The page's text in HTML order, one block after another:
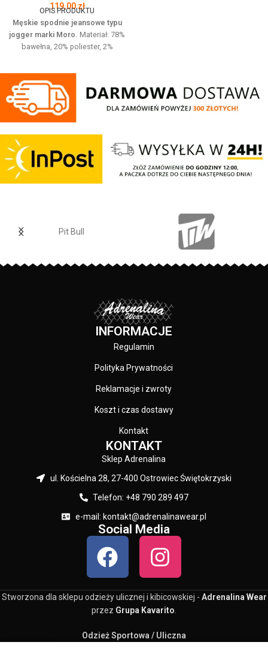
119,00zł
OPIS PRODUKTU
Męskie spodnie jeansowe typu
jogger marki Moro. Materiał: 78%
bawełna, 20% poliester, 2%
kroju. Posiadają cztery kieszenie i
regulowana gumę w pasie która
zapewnia idealne dopasowanie w
talii.
odpowiednio dobranym
materiałom.
Elastan
zostały zakończone
dopasowanym ściągaczem.
w Polsce.
brandu.
Pit Bull
INFORMACJE
Regulamin
Polityka Prywatności
Reklamacje i zwroty
Koszt i czas dostawy
Kontakt
KONTAKT
Sklep Adrenalina
ul. Kościelna 28, 27-400 Ostrowiec Świętokrzyski
Telefon: +48 790 289 497
e-mail: kontakt@adrenalinawear.pl
Social Media
Stworzona dla sklepu odzieży ulicznej i kibicowskiej - Adrenalina Wear
przez Grupa Kavarito.
Odzież Sportowa / Uliczna